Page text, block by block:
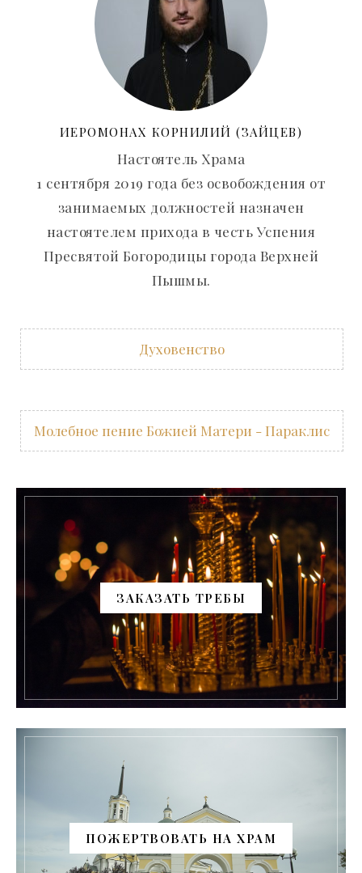
ИЕРОМОНАХ КОРНИЛИЙ (ЗАЙЦЕВ)
Настоятель Храма
1 сентября 2019 года без освобождения от
занимаемых должностей назначен
настоятелем прихода в честь Успения
Пресвятой Богородицы города Верхней
Пышмы.
Духовенство
Молебное пение Божией Матери - Параклис
ЗАКАЗАТЬ ТРЕБЫ
ПОЖЕРТВОВАТЬ НА ХРАМ